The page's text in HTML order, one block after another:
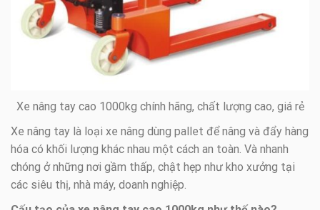
Xe nâng tay cao 1000kg chính hãng, chất lượng cao, giá rẻ
Xe nâng tay là loại xe nâng dùng pallet để nâng và đẩy hàng
hóa có khối lượng khác nhau một cách an toàn. Và nhanh
chóng ở những nơi gầm thấp, chật hẹp như kho xưởng tại
các siêu thị, nhà máy, doanh nghiệp.